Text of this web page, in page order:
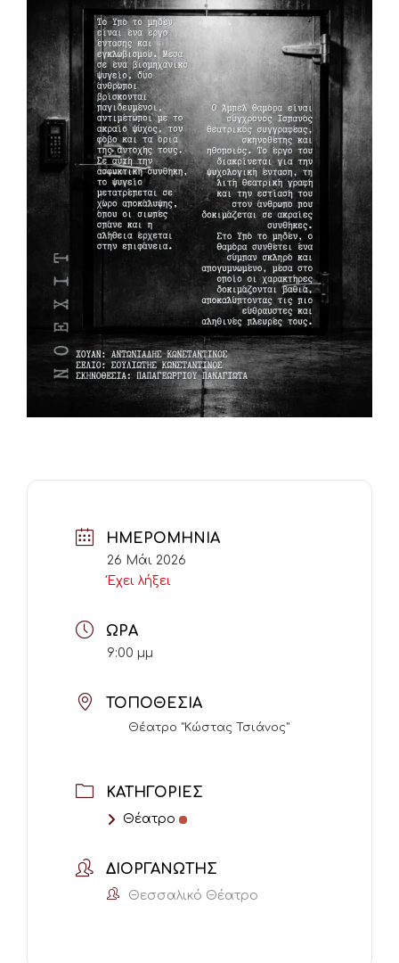
ΗΜΕΡΟΜΗΝΊΑ
26 Μάι 2026
Έχει λήξει
ΏΡΑ
9:00 μμ
ΤΟΠΟΘΕΣΊΑ
Θέατρο "Κώστας Τσιάνος"
ΚΑΤΗΓΟΡΊΕΣ
Θέατρο
ΔΙΟΡΓΑΝΩΤΉΣ
Θεσσαλικό Θέατρο